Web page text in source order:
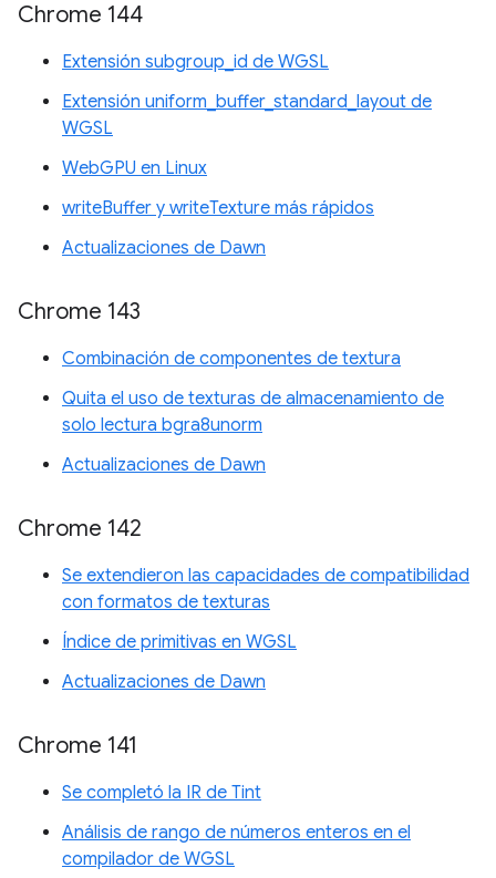
Chrome 144
Extensión subgroup_id de WGSL
Extensión uniform_buffer_standard_layout de
WGSL
WebGPU en Linux
writeBuffer y writeTexture más rápidos
Actualizaciones de Dawn
Chrome 143
Combinación de componentes de textura
Quita el uso de texturas de almacenamiento de
solo lectura bgra8unorm
Actualizaciones de Dawn
Chrome 142
Se extendieron las capacidades de compatibilidad
con formatos de texturas
Índice de primitivas en WGSL
Actualizaciones de Dawn
Chrome 141
Se completó la IR de Tint
Análisis de rango de números enteros en el
compilador de WGSL